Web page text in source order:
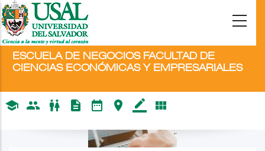
ESCUELA DE NEGOCIOS FACULTAD DE
CIENCIAS ECONÓMICAS Y EMPRESARIALES
school people wc description date_range place border_color view_module